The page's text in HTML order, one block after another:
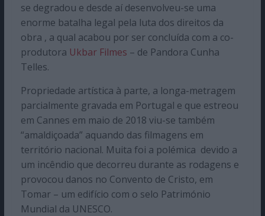
se degradou e desde aí desenvolveu-se uma
enorme batalha legal pela luta dos direitos da
obra , a qual acabou por ser concluída com a co-
produtora Ukbar Filmes – de Pandora Cunha
Telles.
Propriedade artística à parte, a longa-metragem
parcialmente gravada em Portugal e que estreou
em Cannes em maio de 2018 viu-se também
“amaldiçoada” aquando das filmagens em
território nacional. Muita foi a polémica devido a
um incêndio que decorreu durante as rodagens e
provocou danos no Convento de Cristo, em
Tomar – um edifício com o selo Património
Mundial da UNESCO.